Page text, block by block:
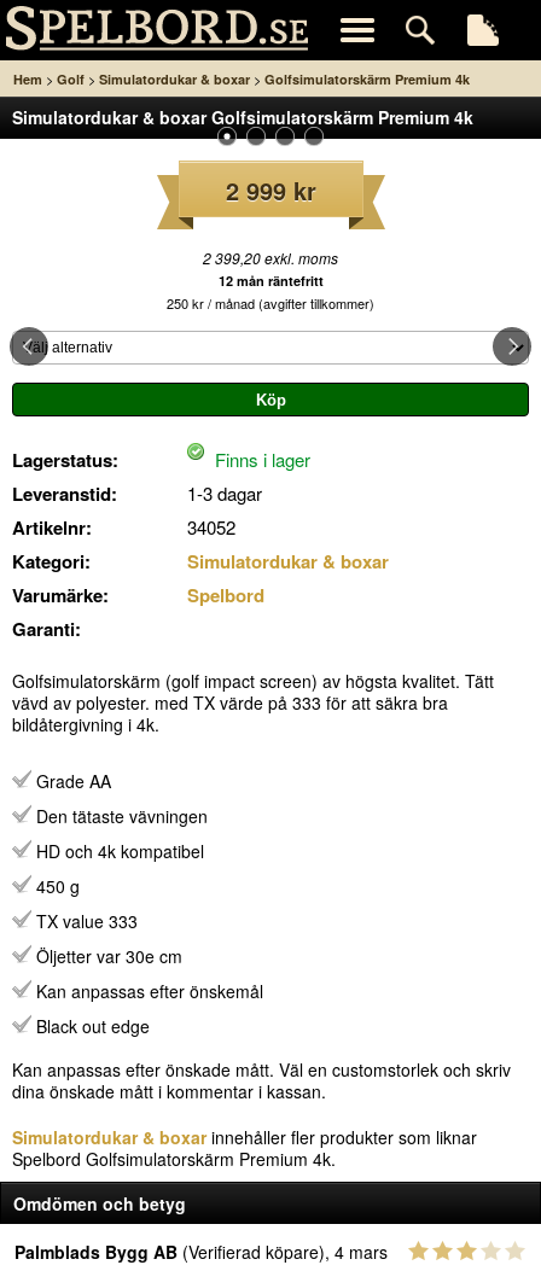
Hem > Golf > Simulatordukar & boxar > Golfsimulatorskärm Premium 4k
Simulatordukar & boxar Golfsimulatorskärm Premium 4k
2 999 kr
2 399,20 exkl. moms
12 mån räntefritt
250 kr / månad (avgifter tillkommer)
Lagerstatus: Finns i lager
Leveranstid: 1-3 dagar
Artikelnr: 34052
Kategori:
Simulatordukar & boxar
Varumärke:
Spelbord
Garanti:
Golfsimulatorskärm (golf impact screen) av högsta kvalitet. Tätt
vävd av polyester. med TX värde på 333 för att säkra bra
bildåtergivning i 4k.
Grade AA
Den tätaste vävningen
HD och 4k kompatibel
450 g
TX value 333
Öljetter var 30e cm
Kan anpassas efter önskemål
Black out edge
Kan anpassas efter önskade mått. Väl en customstorlek och skriv
dina önskade mått i kommentar i kassan.
Simulatordukar & boxarinnehåller fler produkter som liknar
Spelbord Golfsimulatorskärm Premium 4k.
Omdömen och betyg
Palmblads Bygg AB (Verifierad köpare), 4 mars